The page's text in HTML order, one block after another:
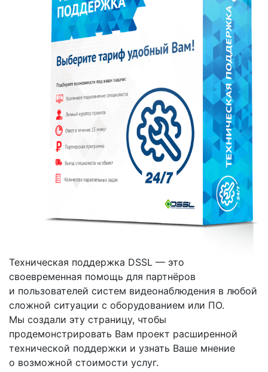
Техническая поддержка DSSL — это
своевременная помощь для партнёров
и пользователей систем видеонаблюдения в любой
сложной ситуации с оборудованием или ПО.
Мы создали эту страницу, чтобы
продемонстрировать Вам проект расширенной
технической поддержки и узнать Ваше мнение
о возможной стоимости услуг.